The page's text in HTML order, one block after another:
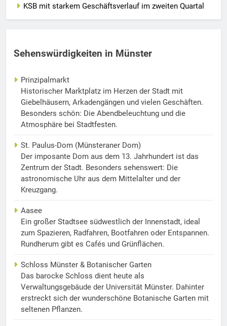
KSB mit starkem Geschäftsverlauf im zweiten Quartal
Sehenswürdigkeiten in Münster
Prinzipalmarkt
Historischer Marktplatz im Herzen der Stadt mit
Giebelhäusern, Arkadengängen und vielen Geschäften.
Besonders schön: Die Abendbeleuchtung und die
Atmosphäre bei Stadtfesten.
St. Paulus-Dom (Münsteraner Dom)
Der imposante Dom aus dem 13. Jahrhundert ist das
Zentrum der Stadt. Besonders sehenswert: Die
astronomische Uhr aus dem Mittelalter und der
Kreuzgang.
Aasee
Ein großer Stadtsee südwestlich der Innenstadt, ideal
zum Spazieren, Radfahren, Bootfahren oder Entspannen.
Rundherum gibt es Cafés und Grünflächen.
Schloss Münster & Botanischer Garten
Das barocke Schloss dient heute als
Verwaltungsgebäude der Universität Münster. Dahinter
erstreckt sich der wunderschöne Botanische Garten mit
seltenen Pflanzen.